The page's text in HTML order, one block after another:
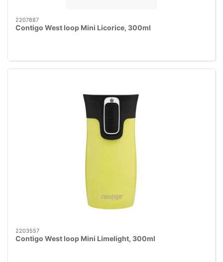
2207887
Contigo West loop Mini Licorice, 300ml
2203557
Contigo West loop Mini Limelight, 300ml